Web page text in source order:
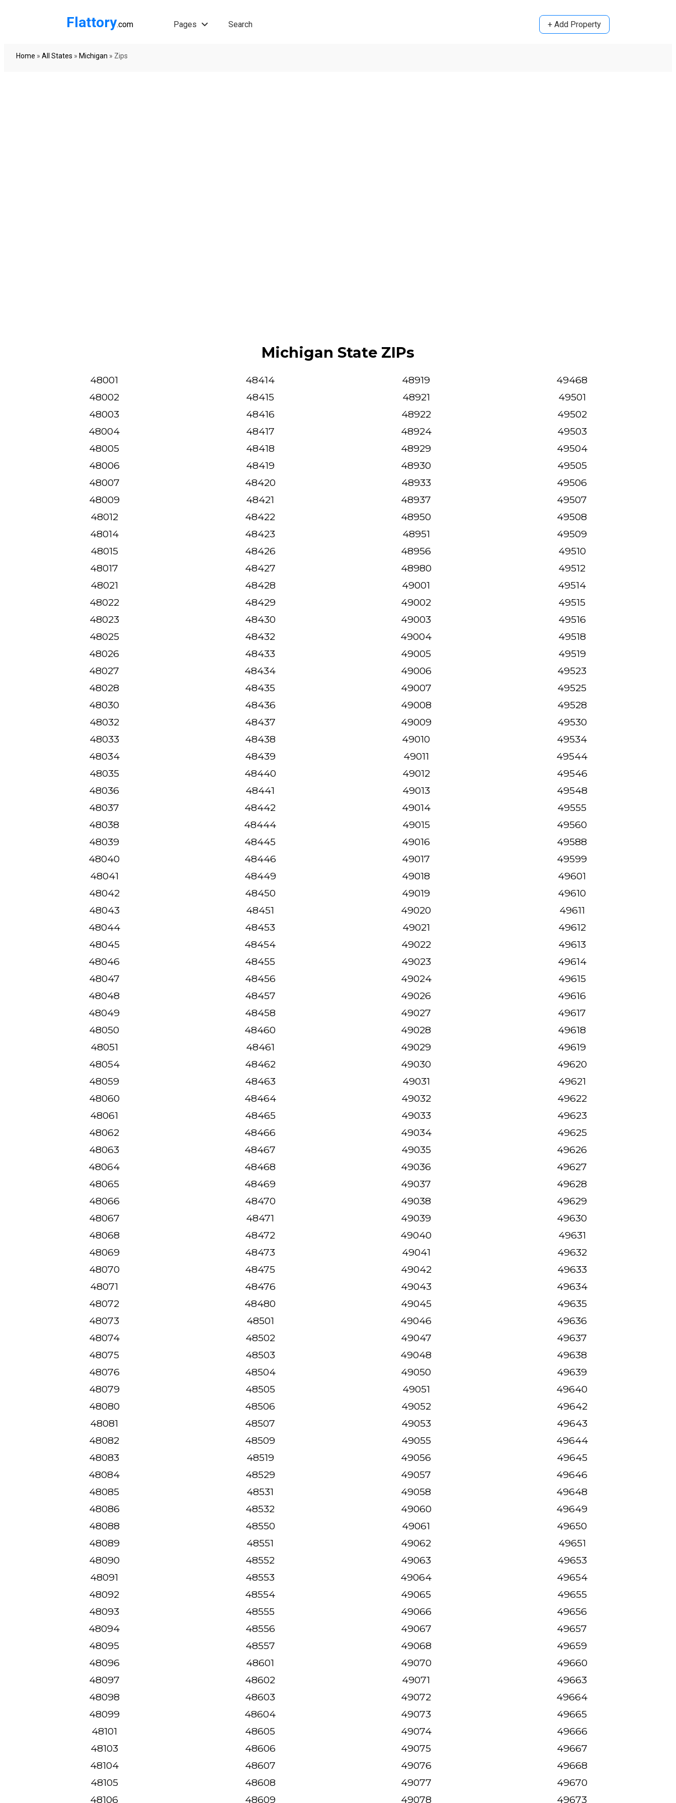
Flattory.com Pages Search + Add Property
Home » All States » Michigan » Zips
Michigan State ZIPs
48001
48002
48003
48004
48005
48006
48007
48009
48012
48014
48015
48017
48021
48022
48023
48025
48026
48027
48028
48030
48032
48033
48034
48035
48036
48037
48038
48039
48040
48041
48042
48043
48044
48045
48046
48047
48048
48049
48050
48051
48054
48059
48060
48061
48062
48063
48064
48065
48066
48067
48068
48069
48070
48071
48072
48073
48074
48075
48076
48079
48080
48081
48082
48083
48084
48085
48086
48088
48089
48090
48091
48092
48093
48094
48095
48096
48097
48098
48099
48101
48103
48104
48105
48106
48414
48415
48416
48417
48418
48419
48420
48421
48422
48423
48426
48427
48428
48429
48430
48432
48433
48434
48435
48436
48437
48438
48439
48440
48441
48442
48444
48445
48446
48449
48450
48451
48453
48454
48455
48456
48457
48458
48460
48461
48462
48463
48464
48465
48466
48467
48468
48469
48470
48471
48472
48473
48475
48476
48480
48501
48502
48503
48504
48505
48506
48507
48509
48519
48529
48531
48532
48550
48551
48552
48553
48554
48555
48556
48557
48601
48602
48603
48604
48605
48606
48607
48608
48609
48919
48921
48922
48924
48929
48930
48933
48937
48950
48951
48956
48980
49001
49002
49003
49004
49005
49006
49007
49008
49009
49010
49011
49012
49013
49014
49015
49016
49017
49018
49019
49020
49021
49022
49023
49024
49026
49027
49028
49029
49030
49031
49032
49033
49034
49035
49036
49037
49038
49039
49040
49041
49042
49043
49045
49046
49047
49048
49050
49051
49052
49053
49055
49056
49057
49058
49060
49061
49062
49063
49064
49065
49066
49067
49068
49070
49071
49072
49073
49074
49075
49076
49077
49078
49468
49501
49502
49503
49504
49505
49506
49507
49508
49509
49510
49512
49514
49515
49516
49518
49519
49523
49525
49528
49530
49534
49544
49546
49548
49555
49560
49588
49599
49601
49610
49611
49612
49613
49614
49615
49616
49617
49618
49619
49620
49621
49622
49623
49625
49626
49627
49628
49629
49630
49631
49632
49633
49634
49635
49636
49637
49638
49639
49640
49642
49643
49644
49645
49646
49648
49649
49650
49651
49653
49654
49655
49656
49657
49659
49660
49663
49664
49665
49666
49667
49668
49670
49673